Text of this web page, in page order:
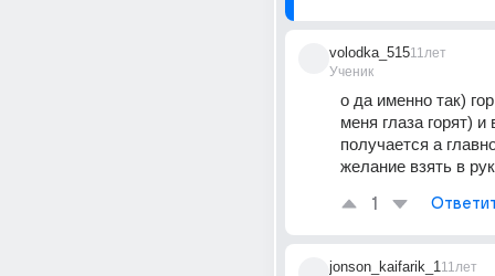
volodka_515
Ученик
11лет
о да именно так)
меня глаза горят) и
получается а
желание взять в
1
jonson_kaifarik_111лет